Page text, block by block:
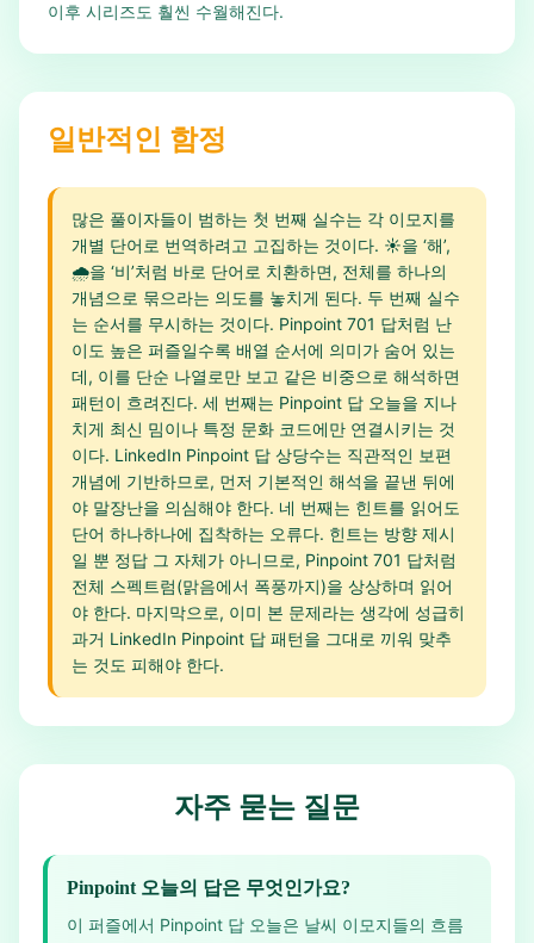
이후 시리즈도 훨씬 수월해진다.
일반적인 함정
많은 풀이자들이 범하는 첫 번째 실수는 각 이모지를
개별 단어로 번역하려고 고집하는 것이다. ☀️을 ‘해’,
🌧️을 ‘비’처럼 바로 단어로 치환하면, 전체를 하나의
개념으로 묶으라는 의도를 놓치게 된다. 두 번째 실수
는 순서를 무시하는 것이다. Pinpoint 701 답처럼 난
이도 높은 퍼즐일수록 배열 순서에 의미가 숨어 있는
데, 이를 단순 나열로만 보고 같은 비중으로 해석하면
패턴이 흐려진다. 세 번째는 Pinpoint 답 오늘을 지나
치게 최신 밈이나 특정 문화 코드에만 연결시키는 것
이다. LinkedIn Pinpoint 답 상당수는 직관적인 보편
개념에 기반하므로, 먼저 기본적인 해석을 끝낸 뒤에
야 말장난을 의심해야 한다. 네 번째는 힌트를 읽어도
단어 하나하나에 집착하는 오류다. 힌트는 방향 제시
일 뿐 정답 그 자체가 아니므로, Pinpoint 701 답처럼
전체 스펙트럼(맑음에서 폭풍까지)을 상상하며 읽어
야 한다. 마지막으로, 이미 본 문제라는 생각에 성급히
과거 LinkedIn Pinpoint 답 패턴을 그대로 끼워 맞추
는 것도 피해야 한다.
자주 묻는 질문
Pinpoint 오늘의 답은 무엇인가요?
이 퍼즐에서 Pinpoint 답 오늘은 날씨 이모지들의 흐름